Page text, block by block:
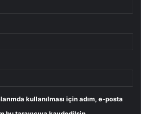
kullanılması için adım, e-posta